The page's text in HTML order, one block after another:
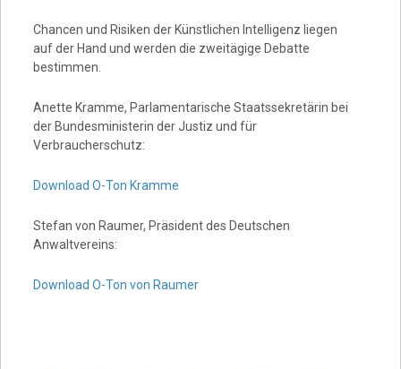
Chancen und Risiken der Künstlichen Intelligenz liegen
auf der Hand und werden die zweitägige Debatte
bestimmen.
Anette Kramme, Parlamentarische Staatssekretärin bei
der Bundesministerin der Justiz und für
Verbraucherschutz:
Download O-Ton Kramme
Stefan von Raumer, Präsident des Deutschen
Anwaltvereins:
Download O-Ton von Raumer